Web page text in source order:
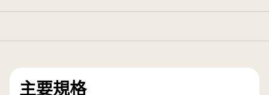
主要規格